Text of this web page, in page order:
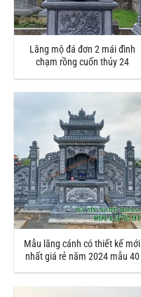
Lăng mộ đá đơn 2 mái đình
chạm rồng cuốn thủy 24
Mẫu lăng cánh có thiết kế mới
nhất giá rẻ năm 2024 mẫu 40